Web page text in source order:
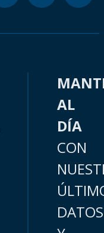
AL
DÍA
CON
DATOS